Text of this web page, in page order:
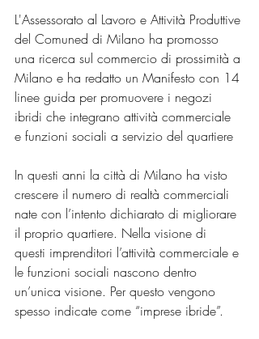
L'Assessorato al Lavoro e Attività Produttive
del Comuned di Milano ha promosso
una ricerca sul commercio di prossimità a
Milano e ha redatto un Manifesto con 14
linee guida per promuovere i negozi
ibridi che integrano attività commerciale
e funzioni sociali a servizio del quartiere
In questi anni la città di Milano ha visto
crescere il numero di realtà commerciali
nate con l’intento dichiarato di migliorare
il proprio quartiere. Nella visione di
questi imprenditori l’attività commerciale e
le funzioni sociali nascono dentro
un’unica visione. Per questo vengono
spesso indicate come “imprese ibride”.